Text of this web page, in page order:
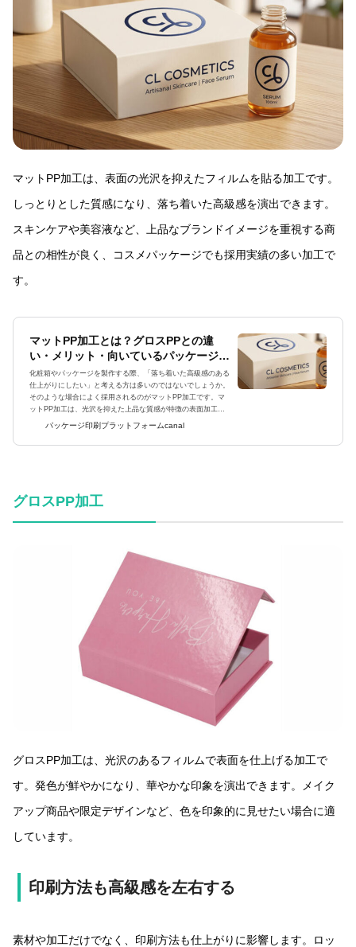
マットPP加工は、表面の光沢を抑えたフィルムを貼る加工です。
しっとりとした質感になり、落ち着いた高級感を演出できます。
スキンケアや美容液など、上品なブランドイメージを重視する商
品との相性が良く、コスメパッケージでも採用実績の多い加工で
す。
マットPP加工とは？グロスPPとの違
い・メリット・向いているパッケージを
解説
化粧箱やパッケージを製作する際、「落ち着いた高級感のある
仕上がりにしたい」と考える方は多いのではないでしょうか。
そのような場合によく採用されるのがマットPP加工です。マ
ットPP加工は、光沢を抑えた上品な質感が特徴の表面加工
で、化粧品・サプリメント・ギフト・アパレルなど幅広いパッ
パッケージ印刷プラットフォームcanal
グロスPP加工
グロスPP加工は、光沢のあるフィルムで表面を仕上げる加工で
す。発色が鮮やかになり、華やかな印象を演出できます。メイク
アップ商品や限定デザインなど、色を印象的に見せたい場合に適
しています。
印刷方法も高級感を左右する
素材や加工だけでなく、印刷方法も仕上がりに影響します。ロッ